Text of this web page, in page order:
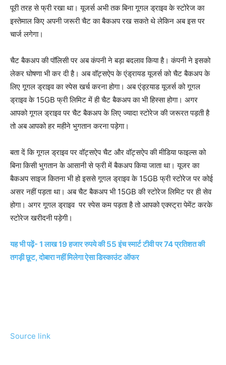
पूरी तरह से फ्री रखा था। यूजर्स अभी तक बिना गूगल ड्राइव के स्टोरेज का
इस्तेमाल किए अपनी जरूरी चैट का बैकअप रख सकते थे लेकिन अब इस पर
चार्ज लगेगा।
चैट बैकअप की पॉलिसी पर अब कंपनी ने बड़ा बदलाव किया है। कंपनी ने इसको
लेकर घोषणा भी कर दी है। अब वॉट्सऐप के एंड्रायड यूजर्स को चैट बैकअप के
लिए गूगल ड्राइव का स्पेस खर्च करना होगा। अब एंड्ऱयाड यूजर्स को गूगल
ड्राइव के 15GB फ्री लिमिट में ही चैट बैकअप का भी हिस्सा होगा। अगर
आपको गूगल ड्राइव पर चैट बैकअप के लिए ज्यादा स्टोरेज की जरूरत पड़ती है
तो अब आपको हर महीने भुगतान करना पड़ेगा।
बता दें कि गूगल ड्राइव पर वॉट्सऐप चैट और वॉट्सऐप की मीडिया फाइल्स को
बिना किसी भुगतान के आसानी से फ्री में बैकअप किया जाता था। यूजर का
बैकअप साइज कितना भी हो इससे गूगल ड्राइव के 15GB फ्री स्टोरेज पर कोई
असर नहीं पड़ता था। अब चैट बैकअप भी 15GB की स्टोरेज लिमिट पर ही सेव
होगा। अगर गूगल ड्राइव पर स्पेस कम पड़ता है तो आपको एक्स्ट्रा पेमेंट करके
स्टोरेज खरीदनी पड़ेगी।
यह भी पढ़ें- 1 लाख 19 हजार रुपये की 55 इंच स्मार्ट टीवी पर 74 प्रतिशत की
तगड़ी छूट, दोबारा नहीं मिलेगा ऐसा डिस्काउंट ऑफर
Source link